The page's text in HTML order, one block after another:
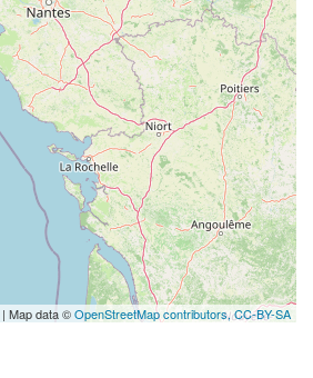
| Map data ©OpenStreetMap contributors,CC-BY-SA